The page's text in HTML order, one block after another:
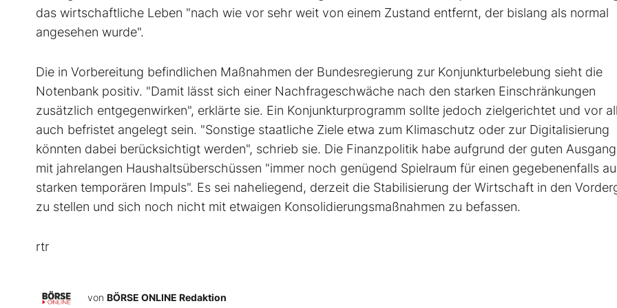
das wirtschaftliche Leben "nach wie vor sehr weit von einem Zustand entfernt, der bislang als normal
angesehen wurde".
Die in Vorbereitung befindlichen Maßnahmen der Bundesregierung zur Konjunkturbelebung sieht die
Notenbank positiv. "Damit lässt sich einer Nachfrageschwäche nach den starken Einschränkungen
zusätzlich entgegenwirken", erklärte sie. Ein Konjunkturprogramm sollte jedoch zielgerichtet und vor
auch befristet angelegt sein. "Sonstige staatliche Ziele etwa zum Klimaschutz oder zur Digitalisierung
könnten dabei berücksichtigt werden", schrieb sie. Die Finanzpolitik habe aufgrund der guten
mit jahrelangen Haushaltsüberschüssen "immer noch genügend Spielraum für einen gegebenenfalls
starken temporären Impuls". Es sei naheliegend, derzeit die Stabilisierung der Wirtschaft in den
zu stellen und sich noch nicht mit etwaigen Konsolidierungsmaßnahmen zu befassen.
rtr
von BÖRSE ONLINE Redaktion